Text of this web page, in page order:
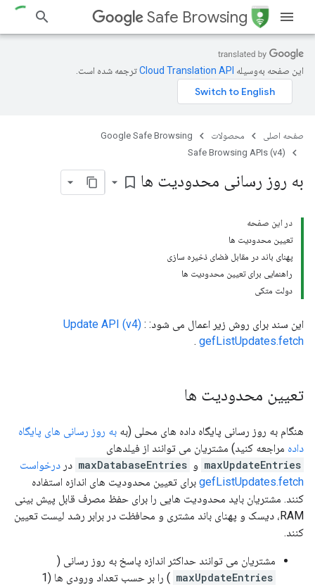
Safe Browsing
این صفحه به‌وسیله ترجمه شده است.
صفحه اصلی محصولات
Google Safe Browsing
Safe Browsing APIs (v4)
به روز رسانی محدودیت ها bookmark_border
در این صفحه
تعیین محدودیت ها
پهنای باند در مقابل فضای ذخیره سازی
راهنمایی برای تعیین محدودیت ها
دولت متکی
این سند برای روش زیر اعمال می شود: Update API (v4) :
gefListUpdates.fetch
.
تعیین محدودیت ها
هنگام به روز رسانی پایگاه داده های محلی (به به روز رسانی های پایگاه
داده مراجعه کنید) مشتریان می توانند از فیلدهای
maxUpdateEntries و maxDatabaseEntries در درخواست
gefListUpdates.fetch برای تعیین محدودیت های اندازه استفاده
کنند. مشتریان باید محدودیت هایی را برای حفظ مصرف قابل پیش بینی
RAM، دیسک و پهنای باند مشتری و محافظت در برابر رشد لیست تعیین
کنند.
مشتریان می توانند حداکثر اندازه پاسخ به روز رسانی (
maxUpdateEntries
) را بر حسب تعداد ورودی ها (1